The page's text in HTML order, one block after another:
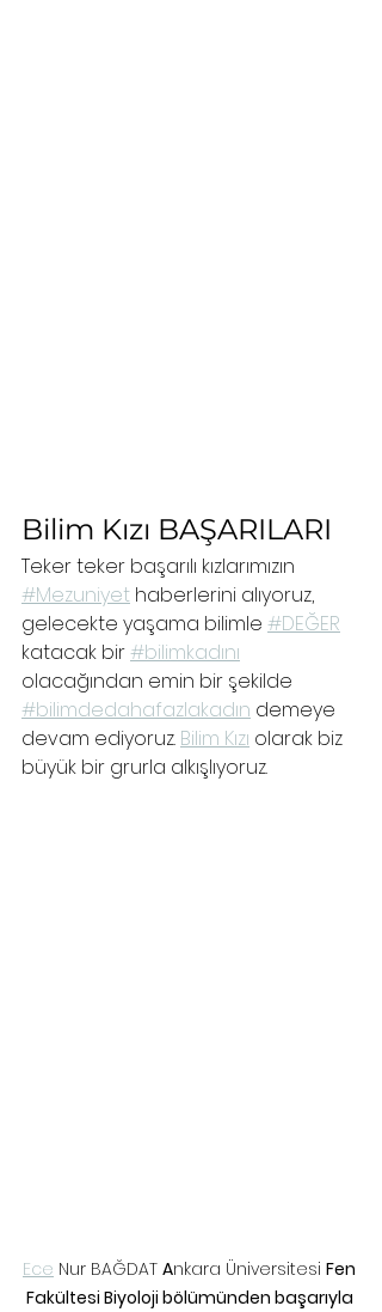
Bilim Kızı BAŞARILARI
Teker teker başarılı kızlarımızın
#Mezuniyet haberlerini alıyoruz,
gelecekte yaşama bilimle #DEĞER
katacak bir #bilimkadını
olacağından emin bir şekilde
#bilimdedahafazlakadın demeye
devam ediyoruz. Bilim Kızı olarak biz
büyük bir grurla alkışlıyoruz.
Ece Nur BAĞDAT Ankara Üniversitesi Fen
Fakültesi Biyoloji bölümünden başarıyla